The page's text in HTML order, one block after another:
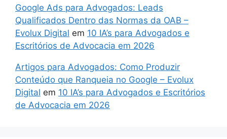
Google Ads para Advogados: Leads
Qualificados Dentro das Normas da OAB –
Evolux Digital em 10 IA’s para Advogados e
Escritórios de Advocacia em 2026
Artigos para Advogados: Como Produzir
Conteúdo que Ranqueia no Google – Evolux
Digital em 10 IA’s para Advogados e Escritórios
de Advocacia em 2026